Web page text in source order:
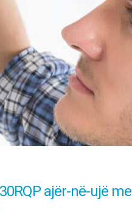
ajër-në-ujë me